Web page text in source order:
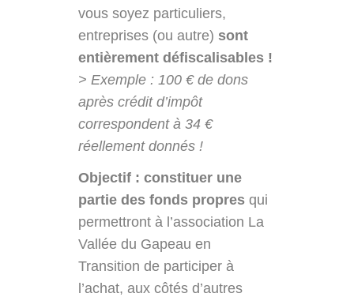
vous soyez particuliers,
entreprises (ou autre) sont
entièrement défiscalisables !
> Exemple : 100 € de dons
après crédit d’impôt
correspondent à 34 €
réellement donnés !
Objectif : constituer une
partie des fonds propres qui
permettront à l’association La
Vallée du Gapeau en
Transition de participer à
l’achat, aux côtés d’autres